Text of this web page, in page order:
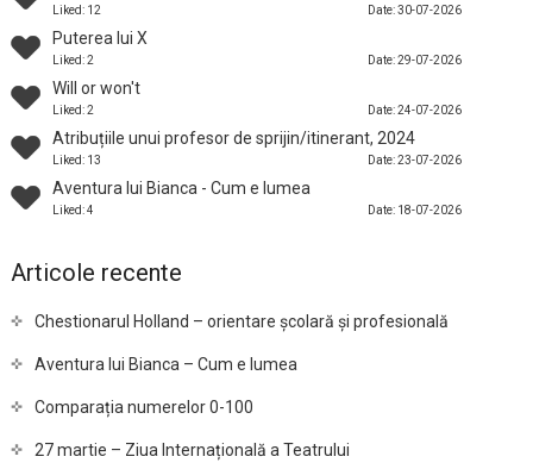
Liked: 12 Date: 30-07-2026
Puterea lui X
Liked: 2 Date: 29-07-2026
Will or won't
Liked: 2 Date: 24-07-2026
Atribuțiile unui profesor de sprijin/itinerant, 2024
Liked: 13 Date: 23-07-2026
Aventura lui Bianca - Cum e lumea
Liked: 4 Date: 18-07-2026
Articole recente
Chestionarul Holland – orientare școlară și profesională
Aventura lui Bianca – Cum e lumea
Comparația numerelor 0-100
27 martie – Ziua Internațională a Teatrului